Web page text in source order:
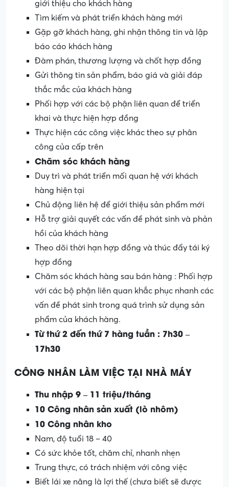
giới thiệu cho khách hàng
Tìm kiếm và phát triển khách hàng mới
Gặp gỡ khách hàng, ghi nhận thông tin và lập
báo cáo khách hàng
Đàm phán, thương lượng và chốt hợp đồng
Gửi thông tin sản phẩm, báo giá và giải đáp
thắc mắc của khách hàng
Phối hợp với các bộ phận liên quan để triển
khai và thực hiện hợp đồng
Thực hiện các công việc khác theo sự phân
công của cấp trên
Chăm sóc khách hàng
Duy trì và phát triển mối quan hệ với khách
hàng hiện tại
Chủ động liên hệ để giới thiệu sản phẩm mới
Hỗ trợ giải quyết các vấn đề phát sinh và phản
hồi của khách hàng
Theo dõi thời hạn hợp đồng và thúc đẩy tái ký
hợp đồng
Chăm sóc khách hàng sau bán hàng : Phối hợp
với các bộ phận liên quan khắc phục nhanh các
vấn đề phát sinh trong quá trình sử dụng sản
phẩm của khách hàng.
Từ thứ 2 đến thứ 7 hàng tuần : 7h30 –
17h30
CÔNG NHÂN LÀM VIỆC TẠI NHÀ MÁY
Thu nhập 9 – 11 triệu/tháng
10 Công nhân sản xuất (lò nhôm)
10 Công nhân kho
Nam, độ tuổi 18 – 40
Có sức khỏe tốt, chăm chỉ, nhanh nhẹn
Trung thực, có trách nhiệm với công việc
Biết lái xe nâng là lợi thế (chưa biết sẽ được